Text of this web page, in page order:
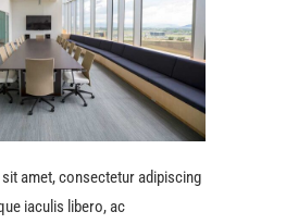
amet, consectetur adipiscing
iaculis libero, ac